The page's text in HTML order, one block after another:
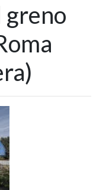
greno